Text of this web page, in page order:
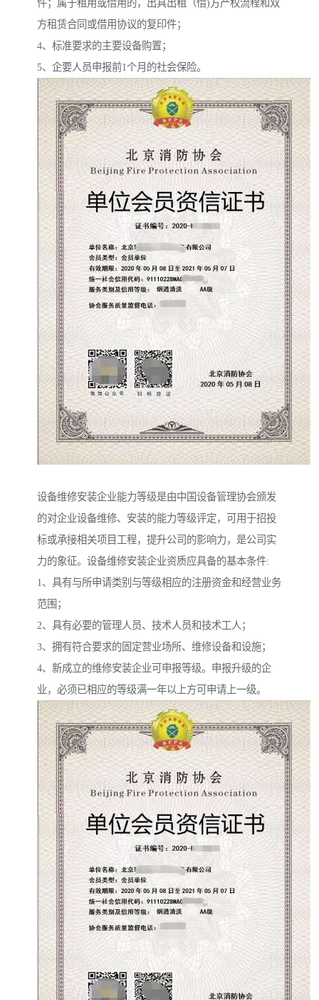
件；属于租用或借用的，出具出租（借)方产权流程和双
方租赁合同或借用协议的复印件；
4、标准要求的主要设备购置；
5、企要人员申报前1个月的社会保险。
设备维修安装企业能力等级是由中国设备管理协会颁发
的对企业设备维修、安装的能力等级评定，可用于招投
标或承接相关项目工程，提升公司的影响力，是公司实
力的象征。设备维修安装企业资质应具备的基本条件:
1、具有与所申请类别与等级相应的注册资金和经营业务
范围；
2、具有必要的管理人员、技术人员和技术工人；
3、拥有符合要求的固定营业场所、维修设备和设施；
4、新成立的维修安装企业可申报等级。申报升级的企
业，必须已相应的等级满一年以上方可申请上一级。